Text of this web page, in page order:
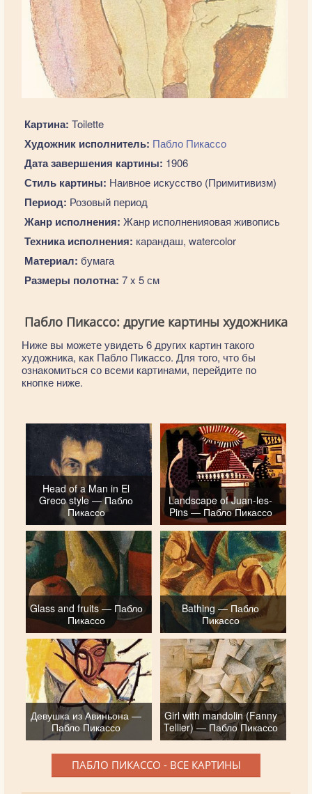
Картина: Toilette
Художник исполнитель: Пабло Пикассо
Дата завершения картины: 1906
Стиль картины: Наивное искусство (Примитивизм)
Период: Розовый период
Жанр исполнения: Жанр исполненияовая живопись
Техника исполнения: карандаш, watercolor
Материал: бумага
Размеры полотна: 7 x 5 см
Пабло Пикассо: другие картины художника
Ниже вы можете увидеть 6 других картин такого
художника, как Пабло Пикассо. Для того, что бы
ознакомиться со всеми картинами, перейдите по
кнопке ниже.
Head of a Man in El
Greco style — Пабло
Пикассо
Landscape of Juan-les-
Pins — Пабло Пикассо
Glass and fruits — Пабло
Пикассо
Bathing — Пабло
Пикассо
Девушка из Авиньона —
Пабло Пикассо
Girl with mandolin (Fanny
Tellier) — Пабло Пикассо
ПАБЛО ПИКАССО - ВСЕ КАРТИНЫ